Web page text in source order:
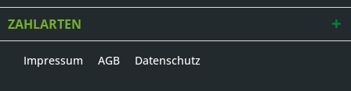
ZAHLARTEN
Impressum AGB Datenschutz